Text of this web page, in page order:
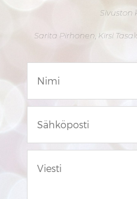
Sivuston
Sarita Pirhonen, Kirsi